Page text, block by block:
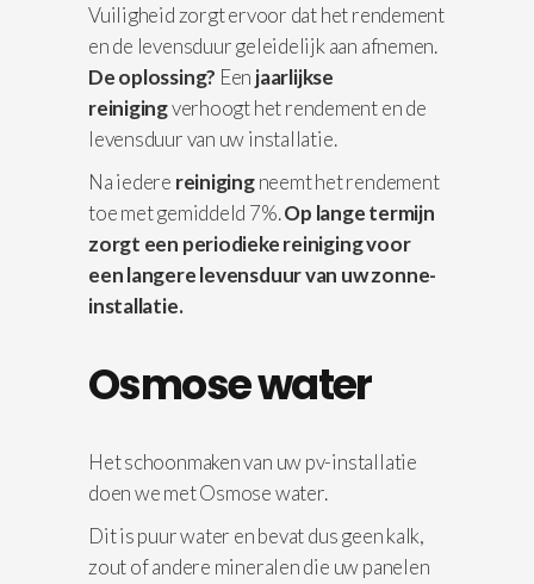
Vuiligheid zorgt ervoor dat het rendement
en de levensduur geleidelijk aan afnemen.
De oplossing? Een jaarlijkse
reinigingverhoogt het rendement en de
levensduur van uw installatie.
Na iedere reinigingneemt het rendement
toe met gemiddeld 7%.Op lange termijn
zorgt een periodieke reiniging voor
een langere levensduur van uw zonne-
installatie.
Osmose water
Het schoonmaken van uw pv-installatie
doen we met Osmose water.
Dit is puur water en bevat dus geen kalk,
zout of andere mineralen die uw panelen